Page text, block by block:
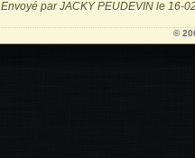
Envoyé par JACKY PEUDEVIN le 16-
©